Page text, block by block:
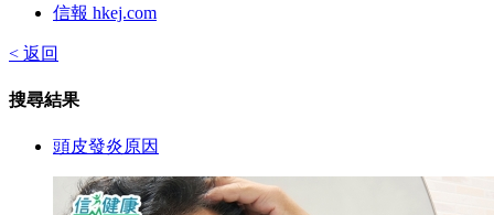
信報 hkej.com
< 返回
搜尋結果
頭皮發炎原因